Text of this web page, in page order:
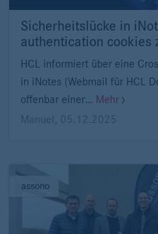
Sicherheitslücke in
authentication cookies
HCL informiert über eine
in iNotes (Webmail für HCL
offenbar einer… Mehr
Manuel
05.12.2025
assono